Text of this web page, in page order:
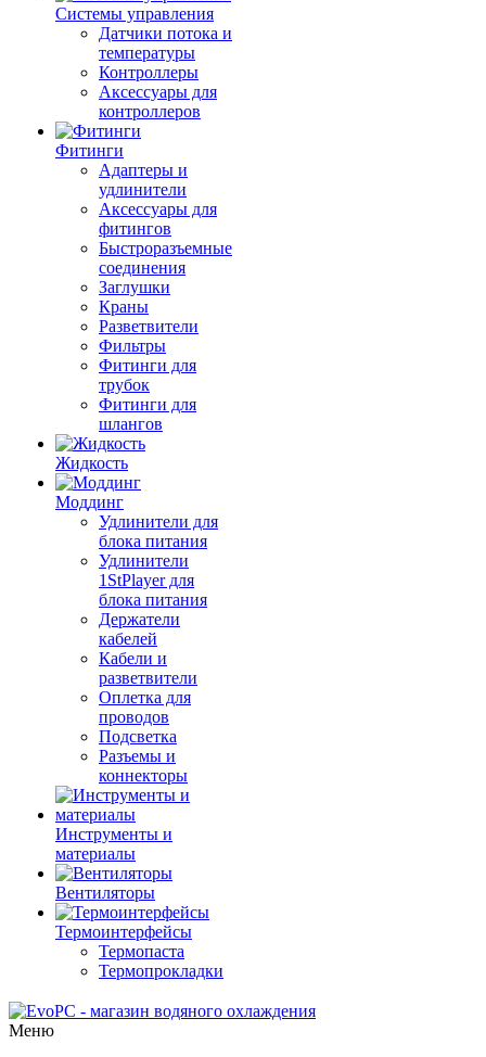
Системы управления
Датчики потока и
температуры
Контроллеры
Аксессуары для
контроллеров
Фитинги
Адаптеры и
удлинители
Аксессуары для
фитингов
Быстроразъемные
соединения
Заглушки
Краны
Разветвители
Фильтры
Фитинги для
трубок
Фитинги для
шлангов
Жидкость
Моддинг
Удлинители для
блока питания
Удлинители
1StPlayer для
блока питания
Держатели
кабелей
Кабели и
разветвители
Оплетка для
проводов
Подсветка
Разъемы и
коннекторы
Инструменты и
материалы
Вентиляторы
Термоинтерфейсы
Термопаста
Термопрокладки
Меню